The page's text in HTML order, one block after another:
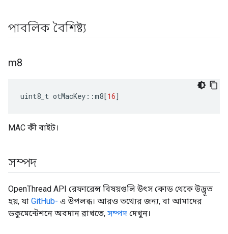
পাবলিক বৈশিষ্ট্য
m8
uint8_t otMacKey ::m8[16]
MAC কী বাইট।
সম্পদ
OpenThread API রেফারেন্স বিষয়গুলি উৎস কোড থেকে উদ্ভূত
হয়, যা GitHub- এ উপলব্ধ। আরও তথ্যের জন্য, বা আমাদের
ডকুমেন্টেশনে অবদান রাখতে, সম্পদ দেখুন।